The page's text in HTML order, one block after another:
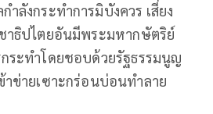
ำลังกระทำการมิบังควร เสี่ยง
าธิปไตยอันมีพระมหากษัตริย์
ระทำโดยชอบด้วยรัฐธรรมนูญ
ข่ายเซาะกร่อนบ่อนทำลาย